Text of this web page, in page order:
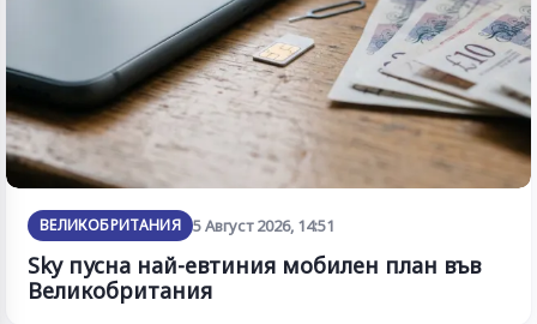
ВЕЛИКОБРИТАНИЯ 5 Август 2026, 14:51
Sky пусна най-евтиния мобилен план във
Великобритания